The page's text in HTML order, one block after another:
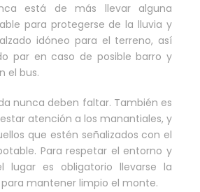
está de más llevar alguna
para protegerse de la lluvia y
idóneo para el terreno, así
par en caso de posible barro y
el bus.
nunca deben faltar. También es
atención a los manantiales, y
que estén señalizados con el
Para respetar el entorno y
lugar es obligatorio llevarse la
mantener limpio el monte.